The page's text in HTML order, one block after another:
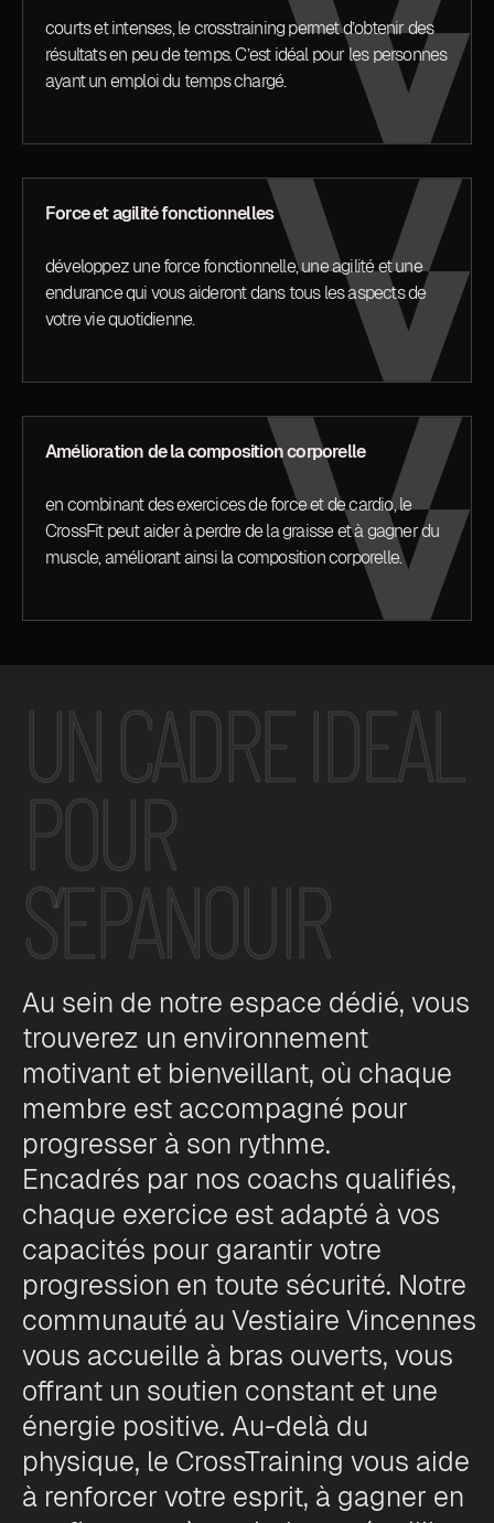
courts et intenses, le crosstraining permet d’obtenir des
résultats en peu de temps. C’est idéal pour les personnes
ayant un emploi du temps chargé.
Force et agilité fonctionnelles
développez une force fonctionnelle, une agilité et une
endurance qui vous aideront dans tous les aspects de
votre vie quotidienne.
Amélioration de la composition corporelle
en combinant des exercices de force et de cardio, le
CrossFit peut aider à perdre de la graisse et à gagner du
muscle, améliorant ainsi la composition corporelle.
UN CADRE IDEAL
POUR
S’EPANOUIR
Au sein de notre espace dédié, vous
trouverez un environnement
motivant et bienveillant, où chaque
membre est accompagné pour
progresser à son rythme.
Encadrés par nos coachs qualifiés,
chaque exercice est adapté à vos
capacités pour garantir votre
progression en toute sécurité. Notre
communauté au Vestiaire Vincennes
vous accueille à bras ouverts, vous
offrant un soutien constant et une
énergie positive. Au-delà du
physique, le CrossTraining vous aide
à renforcer votre esprit, à gagner en